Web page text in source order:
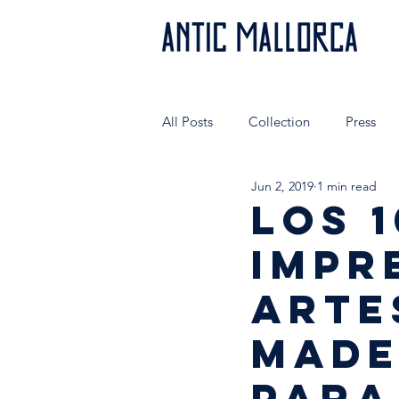
All Posts Collection Press
Authentic people wear
Very special shops Hecho
LOS
Jun 2, 2019 1 min read